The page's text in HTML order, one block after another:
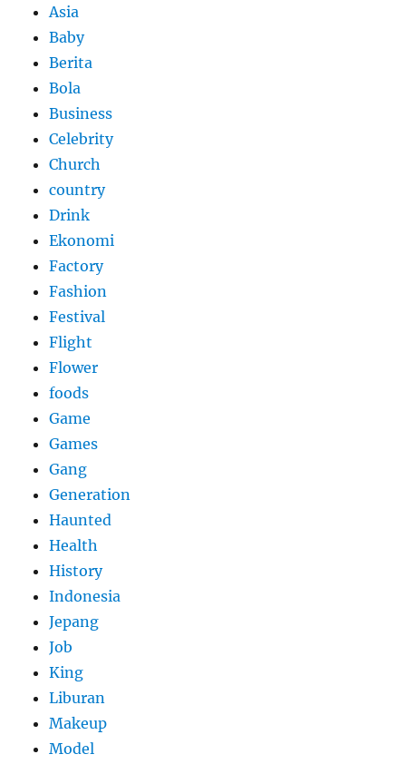
Asia
Baby
Berita
Bola
Business
Celebrity
Church
country
Drink
Ekonomi
Factory
Fashion
Festival
Flight
Flower
foods
Game
Games
Gang
Generation
Haunted
Health
History
Indonesia
Jepang
Job
King
Liburan
Makeup
Model